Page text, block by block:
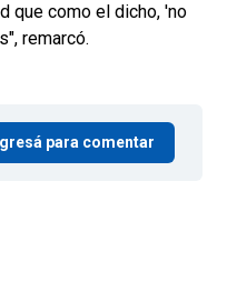
que como el dicho, 'no
remarcó.
para comentar